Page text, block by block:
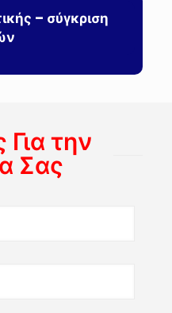
– σύγκριση
την
Σας